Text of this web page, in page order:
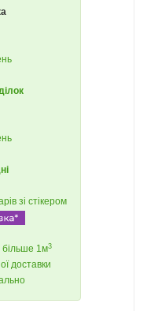
зі стікером
1м3
доставки